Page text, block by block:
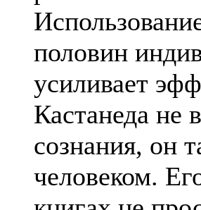
половин
усиливает
Кастанеда не
сознания, он
человеком.